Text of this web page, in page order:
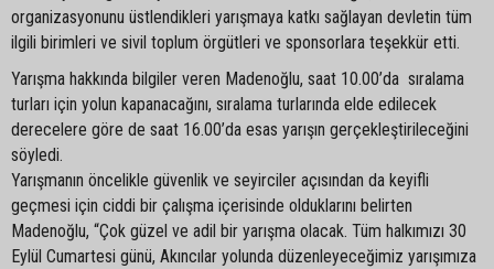
organizasyonunu üstlendikleri yarışmaya katkı sağlayan devletin tüm
ilgili birimleri ve sivil toplum örgütleri ve sponsorlara teşekkür etti.
Yarışma hakkında bilgiler veren Madenoğlu, saat 10.00’da sıralama
turları için yolun kapanacağını, sıralama turlarında elde edilecek
derecelere göre de saat 16.00’da esas yarışın gerçekleştirileceğini
söyledi.
Yarışmanın öncelikle güvenlik ve seyirciler açısından da keyifli
geçmesi için ciddi bir çalışma içerisinde olduklarını belirten
Madenoğlu, “Çok güzel ve adil bir yarışma olacak. Tüm halkımızı 30
Eylül Cumartesi günü, Akıncılar yolunda düzenleyeceğimiz yarışımıza